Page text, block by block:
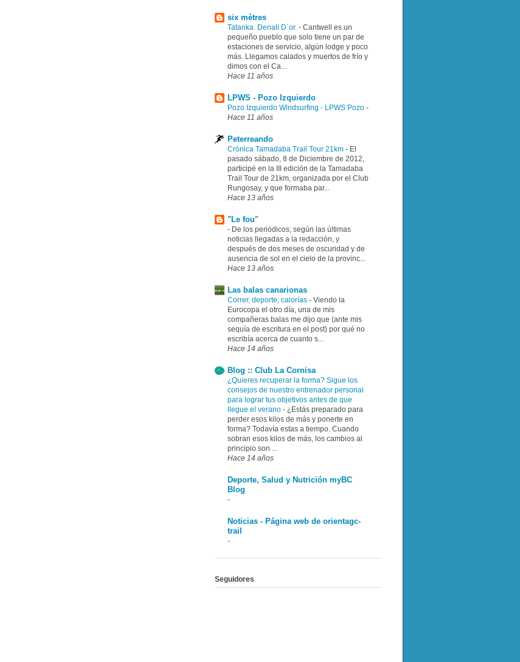
six mètres
Tatanka. Denali D´or. - Cantwell es un
pequeño pueblo que solo tiene un par de
estaciones de servicio, algún lodge y poco
más. Llegamos calados y muertos de frío y
dimos con el Ca...
Hace 11 años
LPWS - Pozo Izquierdo
Pozo Izquierdo Windsurfing - LPWS Pozo -
Hace 11 años
Peterreando
Crónica Tamadaba Trail Tour 21km - El
pasado sábado, 8 de Diciembre de 2012,
participé en la III edición de la Tamadaba
Trail Tour de 21km, organizada por el Club
Rungosay, y que formaba par...
Hace 13 años
"Le fou"
- De los periódicos; según las últimas
noticias llegadas a la redacción, y
después de dos meses de oscuridad y de
ausencia de sol en el cielo de la provinc...
Hace 13 años
Las balas canarionas
Correr, deporte, calorías - Viendo la
Eurocopa el otro día, una de mis
compañeras balas me dijo que (ante mis
sequía de escritura en el post) por qué no
escribía acerca de cuanto s...
Hace 14 años
Blog :: Club La Cornisa
¿Quieres recuperar la forma? Sigue los
consejos de nuestro entrenador personal
para lograr tus objetivos antes de que
llegue el verano - ¿Estás preparado para
perder esos kilos de más y ponerte en
forma? Todavía estas a tiempo. Cuando
sobran esos kilos de más, los cambios al
principio son ...
Hace 14 años
Deporte, Salud y Nutrición myBC
Blog
-
Noticias - Página web de orientagc-
trail
-
Seguidores